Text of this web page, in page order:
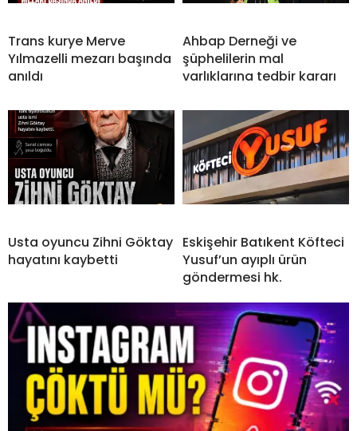
Trans kurye Merve
Yılmazelli mezarı başında
anıldı
Ahbap Derneği ve
şüphelilerin mal
varlıklarına tedbir kararı
Usta oyuncu Zihni Göktay
hayatını kaybetti
Eskişehir Batıkent Köfteci
Yusuf’un ayıplı ürün
göndermesi hk.